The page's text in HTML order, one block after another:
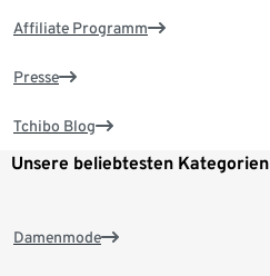
Affiliate Programm
Presse
Tchibo Blog
Unsere beliebtesten Kategorien
Damenmode